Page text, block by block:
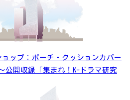
ョップ：ポーチ・クッションカバー
公開収録「集まれ！K-ドラマ研究